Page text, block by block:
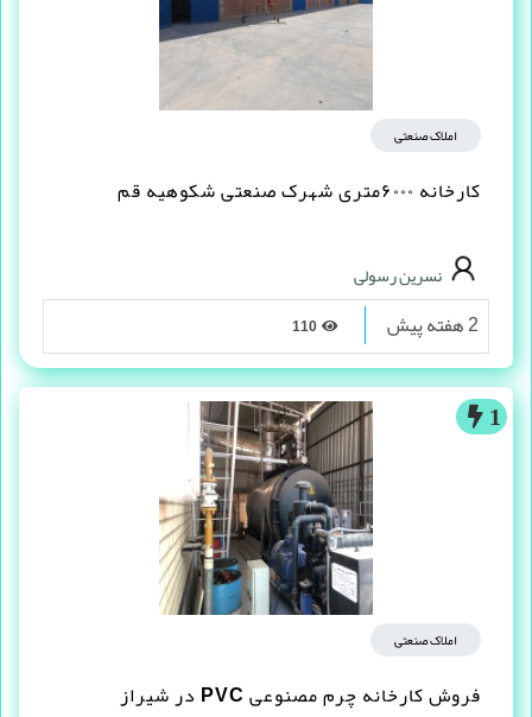
املاک صنعتی
کارخانه ۶۰۰۰متری شهرک صنعتی شکوهیه قم
نسرین رسولی
2 هفته پیش
1
املاک صنعتی
فروش کارخانه چرم مصنوعى PVC در شیراز